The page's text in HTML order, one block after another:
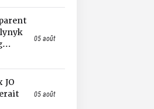
05 août
JO
05 août